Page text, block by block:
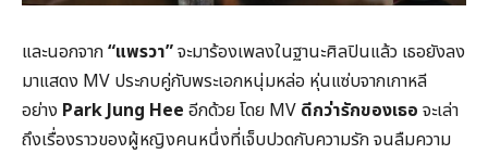
และนอกจาก“แพรวา”จะมาร้องเพลงในฐานะศิลปินแล้ว เธอยังลง
มาแสดง MV ประกบคู่กับพระเอกหนุ่มหล่อ หุ่นแซ่บจากเกาหลี
อย่าง Park Jung Hee อีกด้วย โดย MV ดีกว่ารักของเธอ จะเล่า
ถึงเรื่องราวของผู้หญิงคนหนึ่งที่เจ็บปวดกับความรัก จนลืมความ